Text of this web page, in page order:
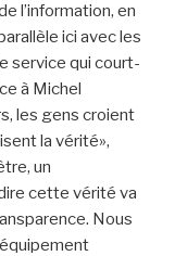
l’information, en
ici avec les
service qui court-
à Michel
les gens croient
la vérité»,
un
cette vérité va
Nous